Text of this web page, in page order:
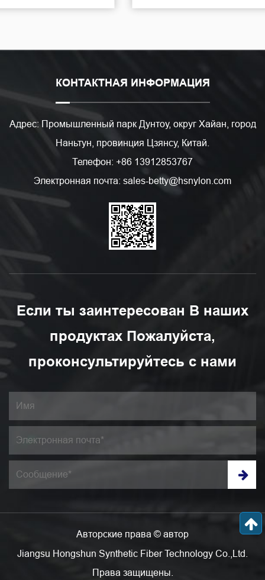
КОНТАКТНАЯ ИНФОРМАЦИЯ
Адрес: Промышленный парк Дунтоу, округ Хайан, город
Наньтун, провинция Цзянсу, Китай.
Телефон: +86 13912853767
Электронная почта: sales-betty@hsnylon.com
Если ты заинтересован В наших
продуктах Пожалуйста,
проконсультируйтесь с нами
Авторские права © автор
Jiangsu Hongshun Synthetic Fiber Technology Co.,Ltd.
Права защищены.